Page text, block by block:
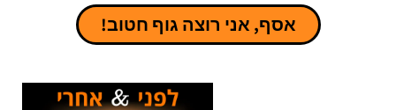
אסף, אני רוצה גוף חטוב!